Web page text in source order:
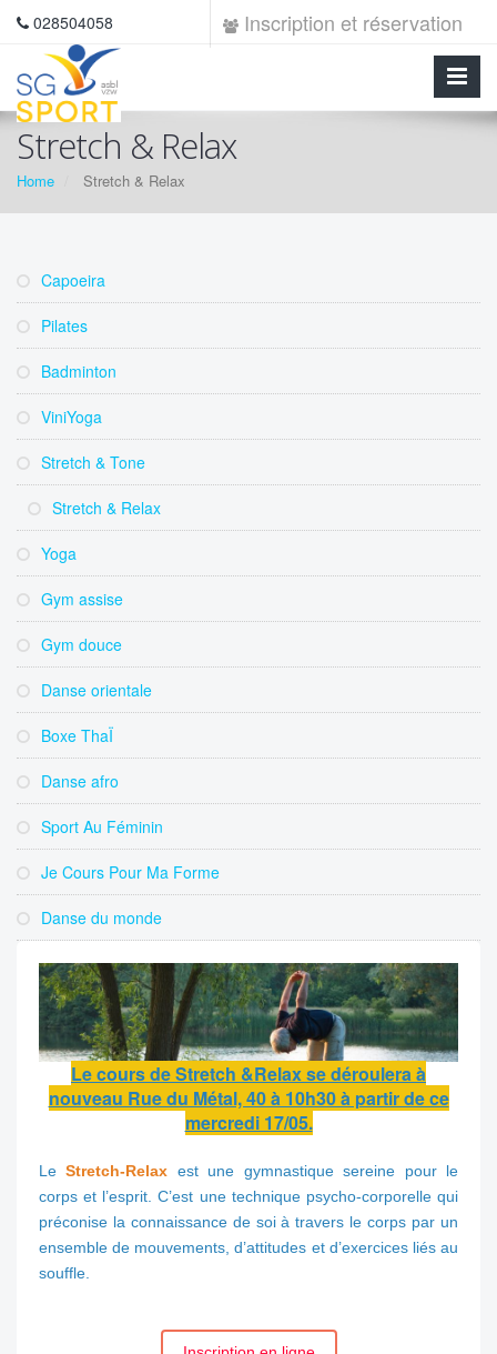
028504058 Inscription et réservation
Stretch & Relax
Home Stretch & Relax
Capoeira
Pilates
Badminton
ViniYoga
Stretch & Tone
Stretch & Relax
Yoga
Gym assise
Gym douce
Danse orientale
Boxe ThaÏ
Danse afro
Sport Au Féminin
Je Cours Pour Ma Forme
Danse du monde
Le cours de Stretch &Relax se déroulera à
nouveau Rue du Métal, 40 à 10h30 à partir de ce
mercredi 17/05.
Le Stretch-Relax est une gymnastique sereine pour le
corps et l’esprit. C’est une technique psycho-corporelle qui
préconise la connaissance de soi à travers le corps par un
ensemble de mouvements, d’attitudes et d’exercices liés au
souffle.